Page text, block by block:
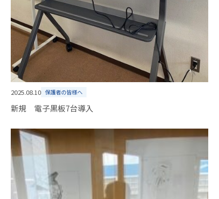
2025.08.10 保護者の皆様へ
新規 電子黒板7台導入